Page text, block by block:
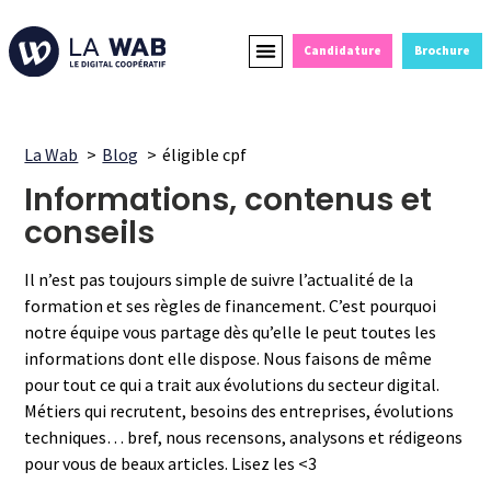
Candidature Brochure
La Wab Blog éligible cpf
Informations, contenus et
conseils
Il n’est pas toujours simple de suivre l’actualité de la
formation et ses règles de financement. C’est pourquoi
notre équipe vous partage dès qu’elle le peut toutes les
informations dont elle dispose. Nous faisons de même
pour tout ce qui a trait aux évolutions du secteur digital.
Métiers qui recrutent, besoins des entreprises, évolutions
techniques… bref, nous recensons, analysons et rédigeons
pour vous de beaux articles. Lisez les <3